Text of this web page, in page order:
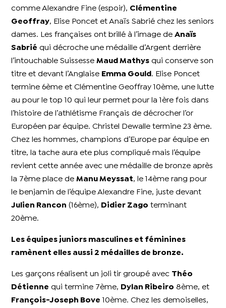
comme Alexandre Fine (espoir), Clémentine
Geoffray, Elise Poncet et Anaïs Sabrié chez les seniors
dames. Les françaises ont brillé à l’image deAnaïs
Sabrié qui décroche une médaille d’Argent derrière
l’intouchable SuissesseMaud Mathys qui conserve son
titre et devant l’Anglaise Emma Gould . Elise Poncet
termine 6ème et Clémentine Geoffray 10ème, une lutte
au pour le top 10 qui leur permet pour la 1ère fois dans
l’histoire de l’athlétisme Français de décrocher l’or
Européen par équipe. Christel Dewalle termine 23 ème.
Chez les hommes, champions d’Europe par équipe en
titre, la tache aura ete plus compliqué mais l’équipe
revient cette année avec une médaille de bronze après
la 7ème place deManu Meyssat, le 14ème rang pour
le benjamin de l’équipe Alexandre Fine, juste devant
Julien Rancon (16ème), Didier Zago terminant
20ème.
Les équipes juniors masculines et féminines
ramènent elles aussi 2 médailles de bronze.
Les garçons réalisent un joli tir groupé avec Théo
Détienne qui termine 7ème, Dylan Ribeiro 8ème, et
François-Joseph Bove 10ème. Chez les demoiselles,